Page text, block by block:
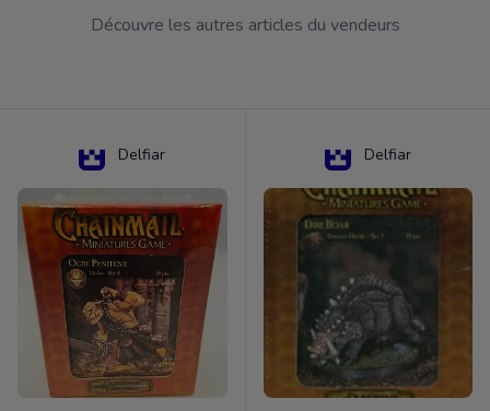
Découvre les autres articles du vendeurs
Delfiar Delfiar